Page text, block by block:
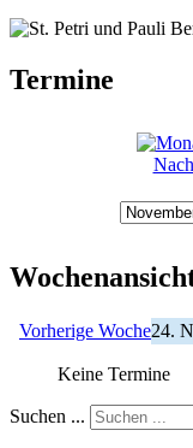
Termine
Vorherige Woche24.
Keine Termine
Suchen ...